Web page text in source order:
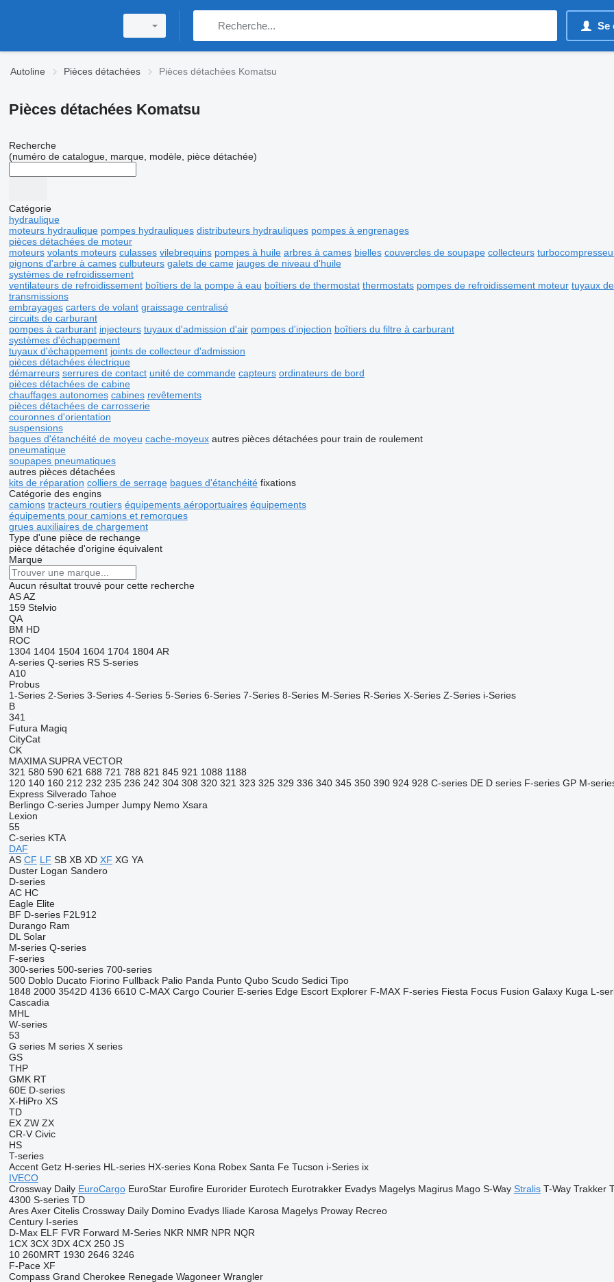
Se
Autoline Pièces détachées Pièces détachées Komatsu
Pièces détachées Komatsu
Recherche
(numéro de catalogue, marque, modèle, pièce détachée)
Catégorie
hydraulique
moteurs hydraulique pompes hydrauliques distributeurs hydrauliques pompes à engrenages
pièces détachées de moteur
moteurs volants moteurs culasses vilebrequins pompes à huile arbres à cames bielles couvercles de soupape collecteurs
pignons d'arbre à cames culbuteurs galets de came jauges de niveau d'huile
systèmes de refroidissement
ventilateurs de refroidissement boîtiers de la pompe à eau boîtiers de thermostat thermostats pompes de refroidissement moteur tuyaux
transmissions
embrayages carters de volant graissage centralisé
circuits de carburant
pompes à carburant injecteurs tuyaux d'admission d'air pompes d'injection boîtiers du filtre à carburant
systèmes d'échappement
tuyaux d'échappement joints de collecteur d'admission
pièces détachées électrique
démarreurs serrures de contact unité de commande capteurs ordinateurs de bord
pièces détachées de cabine
chauffages autonomes cabines revêtements
pièces détachées de carrosserie
couronnes d'orientation
suspensions
bagues d'étanchéité de moyeu cache-moyeux autres pièces détachées pour train de roulement
pneumatique
soupapes pneumatiques
autres pièces détachées
kits de réparation colliers de serrage bagues d'étanchéité fixations
Catégorie des engins
camions tracteurs routiers équipements aéroportuaires équipements
équipements pour camions et remorques
grues auxiliaires de chargement
Type d'une pièce de rechange
pièce détachée d'origine équivalent
Marque
Aucun résultat trouvé pour cette recherche
AS AZ
159 Stelvio
QA
BM HD
ROC
1304 1404 1504 1604 1704 1804 AR
A-series Q-series RS S-series
A10
Probus
1-Series 2-Series 3-Series 4-Series 5-Series 6-Series 7-Series 8-Series M-Series R-Series X-Series Z-Series i-Series
B
341
Futura Magiq
CityCat
CK
MAXIMA SUPRA VECTOR
321 580 590 621 688 721 788 821 845 921 1088 1188
120 140 160 212 232 235 236 242 304 308 320 321 323 325 329 336 340 345 350 390 924 928 C-series DE D series F-series GP M-
Express Silverado Tahoe
Berlingo C-series Jumper Jumpy Nemo Xsara
Lexion
55
C-series KTA
DAF
AS CF LF SB XB XD XF XG YA
Duster Logan Sandero
D-series
AC HC
Eagle Elite
BF D-series F2L912
Durango Ram
DL Solar
M-series Q-series
F-series
300-series 500-series 700-series
500 Doblo Ducato Fiorino Fullback Palio Panda Punto Qubo Scudo Sedici Tipo
1848 2000 3542D 4136 6610 C-MAX Cargo Courier E-series Edge Escort Explorer F-MAX F-series Fiesta Focus Fusion Galaxy Kuga L-
Cascadia
MHL
W-series
53
G series M series X series
GS
THP
GMK RT
60E D-series
X-HiPro XS
TD
EX ZW ZX
CR-V Civic
HS
T-series
Accent Getz H-series HL-series HX-series Kona Robex Santa Fe Tucson i-Series ix
IVECO
Crossway Daily EuroCargo EuroStar Eurofire Eurorider Eurotech Eurotrakker Evadys Magelys Magirus Mago S-Way Stralis T-Way Trakker
4300 S-series TD
Ares Axer Citelis Crossway Daily Domino Evadys Iliade Karosa Magelys Proway Recreo
Century I-series
D-Max ELF FVR Forward M-Series NKR NMR NPR NQR
1CX 3CX 3DX 4CX 250 JS
10 260MRT 1930 2646 3246
F-Pace XF
Compass Grand Cherokee Renegade Wagoneer Wrangler